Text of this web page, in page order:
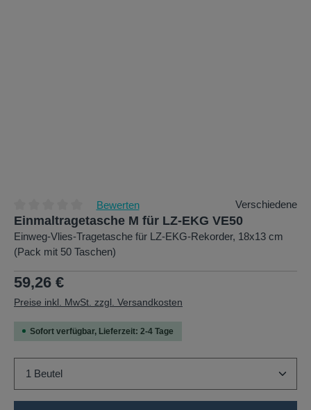
Durchschnittliche Bewertung von 0 von 5 Sternen
Bewerten Verschiedene
Einmaltragetasche M für LZ-EKG VE50
Einweg-Vlies-Tragetasche für LZ-EKG-Rekorder, 18x13 cm
(Pack mit 50 Taschen)
Regulärer Preis:
59,26 €
Preise inkl. MwSt. zzgl. Versandkosten
Sofort verfügbar, Lieferzeit: 2-4 Tage
Produkt Anzahl: Gib den gewünschten Wert ein